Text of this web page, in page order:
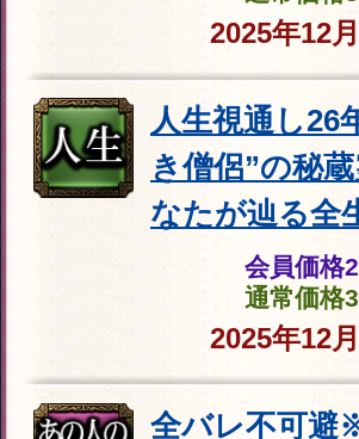
会員価格2,255円(税込)
通常価格2,530円(税込)
2025年12月29日 公開